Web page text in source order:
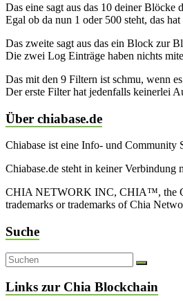
Das eine sagt aus das 10 deiner Blöcke
Egal ob da nun 1 oder 500 steht, das
Das zweite sagt aus das ein Block zur
Die zwei Log Einträge haben nichts
Das mit den 9 Filtern ist schmu, wenn
Der erste Filter hat jedenfalls keinerlei
Über chiabase.de
Chiabase ist eine Info- und
Chiabase.de steht in keiner
CHIA NETWORK INC, CHIA™, the
trademarks or trademarks of Chia
Suche
Links zur Chia Blockchain